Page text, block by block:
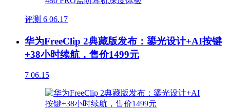
评测 6 06.17
华为FreeClip 2典藏版发布：鎏光设计+AI按键
+38小时续航，售价1499元
7 06.15